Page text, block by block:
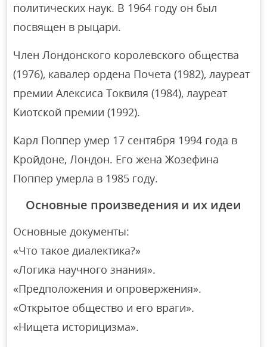
политических наук. В 1964 году он был
посвящен в рыцари.
Член Лондонского королевского общества
(1976), кавалер ордена Почета (1982), лауреат
премии Алексиса Токвиля (1984), лауреат
Киотской премии (1992).
Карл Поппер умер 17 сентября 1994 года в
Кройдоне, Лондон. Его жена Жозефина
Поппер умерла в 1985 году.
Основные произведения и их идеи
Основные документы:
«Что такое диалектика?»
«Логика научного знания».
«Предположения и опровержения».
«Открытое общество и его враги».
«Нищета историцизма».